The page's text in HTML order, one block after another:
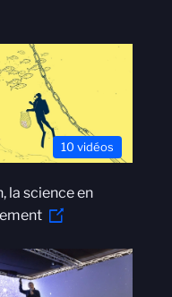
10 vidéos
la science en